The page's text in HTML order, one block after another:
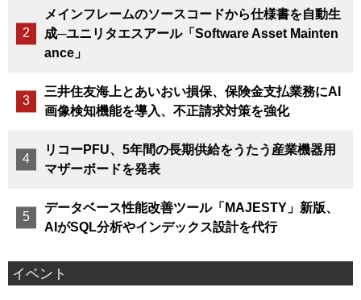
メインフレームのソースコードから仕様書を自動生
成─ユニリタエスアール「Software Asset Mainten
ance」
三井住友海上とあいおい損保、保険金支払業務にAI
画像検知機能を導入、不正請求対策を強化
リコーPFU、5年間の長期供給をうたう産業機器用
マザーボードを発表
データベース性能改善ツール「MAJESTY」新版、
AIがSQL分析やインデックス設計を代行
イベント